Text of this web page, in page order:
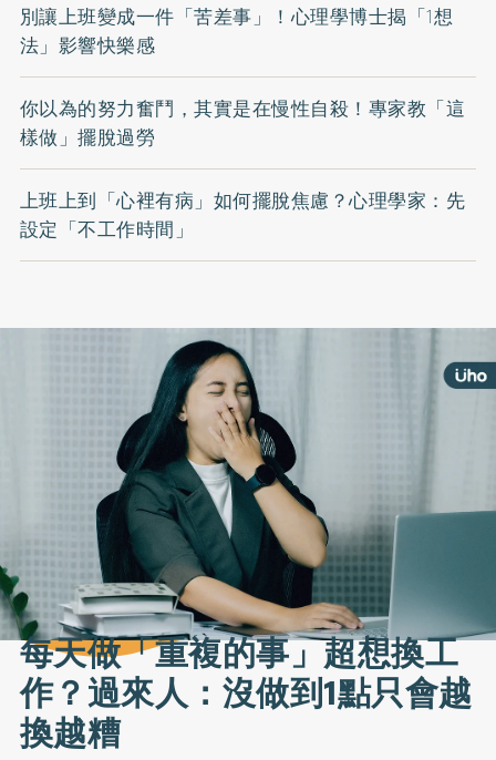
別讓上班變成一件「苦差事」！心理學博士揭「1想
法」影響快樂感
你以為的努力奮鬥，其實是在慢性自殺！專家教「這
樣做」擺脫過勞
上班上到「心裡有病」如何擺脫焦慮？心理學家：先
設定「不工作時間」
每天做「重複的事」超想換工
作？過來人：沒做到1點只會越
換越糟